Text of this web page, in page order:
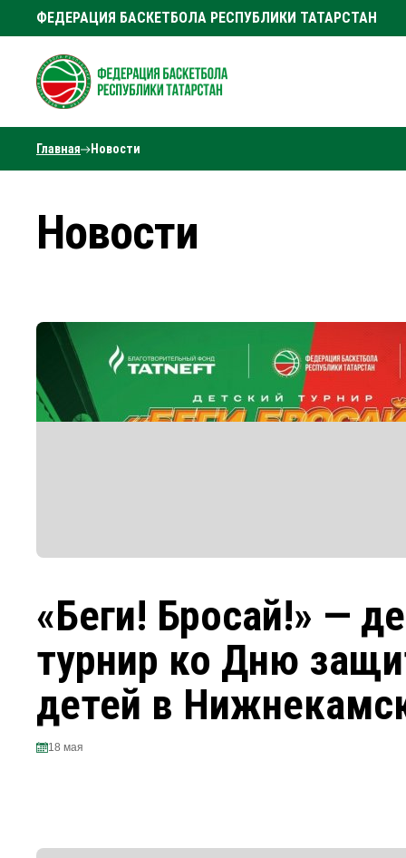
ФЕДЕРАЦИЯ БАСКЕТБОЛА РЕСПУБЛИКИ ТАТАРСТАН
Главная Новости
Новости
«Беги! Бросай!» —
турнир ко Дню
детей в
18 мая